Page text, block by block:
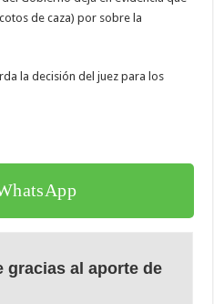
de caza) por sobre la
la decisión del juez para los
gracias al aporte de